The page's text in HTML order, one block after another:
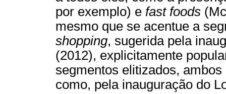
por exemplo) e fastfoods
mesmo que se acentue a
shopping, sugerida pela
(2012), explicitamente
segmentos elitizados,
como, pela inauguração do